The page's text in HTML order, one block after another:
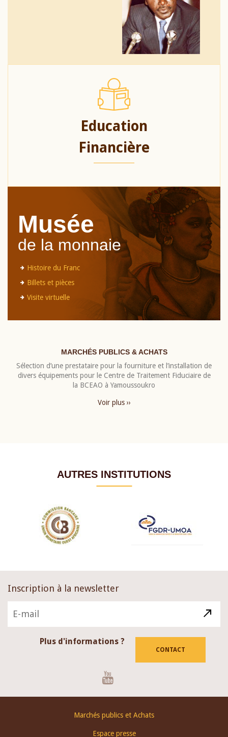
Education
Financière
Musée
de la monnaie
Histoire du Franc
Billets et pièces
Visite virtuelle
MARCHÉS PUBLICS & ACHATS
Sélection d’une prestataire pour la fourniture et l’installation de
divers équipements pour le Centre de Traitement Fiduciaire de
la BCEAO à Yamoussoukro
Voir plus ››
AUTRES INSTITUTIONS
Inscription à la newsletter
Plus d'informations ?
CONTACT
Marchés publics et Achats
Espace presse